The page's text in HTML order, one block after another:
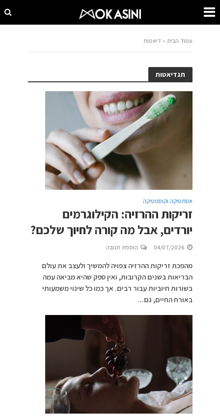
עמוד הבית »דיאטות
תגדיאטות
אסתטיקה וקוסמטיקה
זריקות ההרזיה: הקילוגרמים
יורדים, אבל מה קורה לחיוך שלכם?
04/07/2026 הוספת תגובה
מהפכת זריקות ההרזיה צפויה להמשיך ולעצב את עולם
הבריאות בשנים הקרובות, ואין ספק שהיא מביאה עמה
בשורות חיוביות עבור רבים. אך כמו כל שינוי משמעותי
באורח החיים, גם...